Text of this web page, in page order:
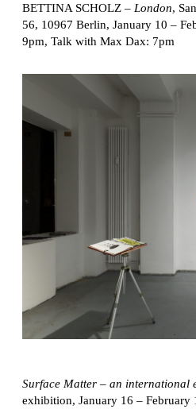
BETTINA SCHOLZ – London,
56, 10967 Berlin, January 10 –
9pm, Talk with Max Dax: 7pm
Surface Matter – an international
exhibition, January 16 –